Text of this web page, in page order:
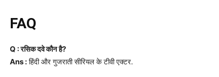
FAQ
Q : रसिक दवे कौन है?
Ans :हिंदी और गुजराती सीरियल के टीवी एक्टर.